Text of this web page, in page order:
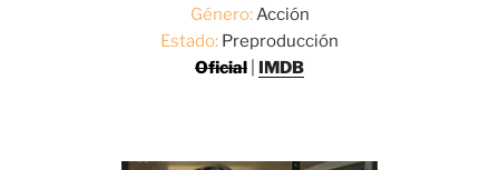
Género:Acción
Estado: Preproducción
Oficial
IMDB